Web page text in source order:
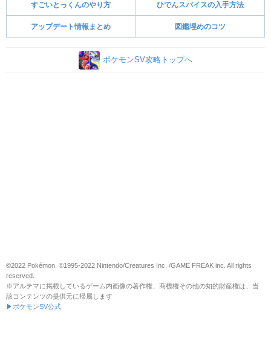
すごいとっくんのやり方 ひでんスパイスの入手方法
アップデート情報まとめ 図鑑埋めのコツ
ポケモンSV攻略トップへ
©2022 Pokémon. ©1995-2022 Nintendo/Creatures Inc. /GAME FREAK inc. All rights
reserved.
※アルテマに掲載しているゲーム内画像の著作権、商標権その他の知的財産権は、当
該コンテンツの提供元に帰属します
▶ポケモンSV公式